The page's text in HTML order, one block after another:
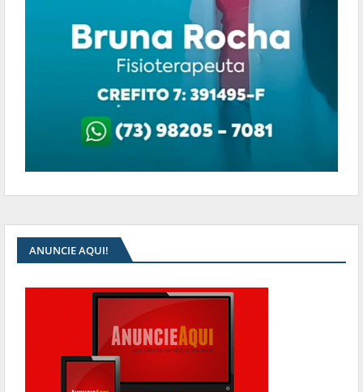
ANUNCIE AQUI!